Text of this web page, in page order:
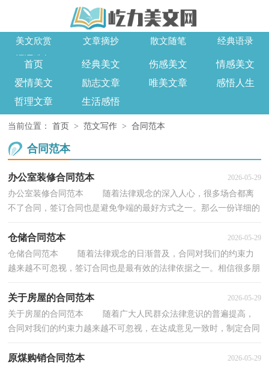
美文欣赏 文章摘抄 散文随笔
经典语录
词语造句
首页 经典美文 伤感美文
情感美文
爱情美文
励志文章 唯美文章
感悟人生
哲理文章
生活感悟
当前位置： 首页 > 范文写作 > 合同范本
合同范本
办公室装修合同范本 2026-05-29
办公室装修合同范本 随着法律观念的深入人心，很多场合都离
不了合同，签订合同也是避免争端的最好方式之一。那么一份详细的
仓储合同范本 2026-05-29
仓储合同范本 随着法律观念的日渐普及，合同对我们的约束力
越来越不可忽视，签订合同也是最有效的法律依据之一。相信很多朋
关于房屋的合同范本 2026-05-29
关于房屋的合同范本 随着广大人民群众法律意识的普遍提高，
合同对我们的约束力越来越不可忽视，在达成意见一致时，制定合同
原煤购销合同范本 2026-05-29